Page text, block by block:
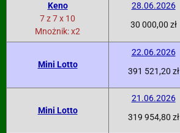
Keno
7 z 7 x 10
Mnożnik: x2
28.06.2026
30 000,00 zł
Mini Lotto
22.06.2026
391 521,20 zł
Mini Lotto
21.06.2026
319 954,80 zł